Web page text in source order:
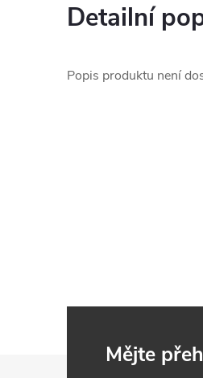
Detailní
Popis produktu není
Mějte